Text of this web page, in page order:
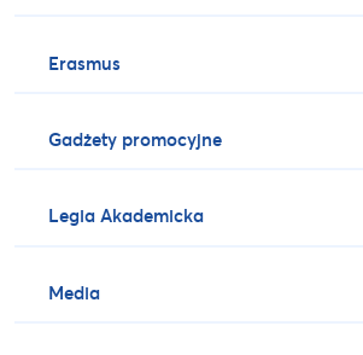
Erasmus
Gadżety promocyjne
Legia Akademicka
Media